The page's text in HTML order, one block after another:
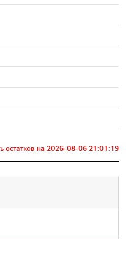
остатков на 2026-08-06 21:01:19